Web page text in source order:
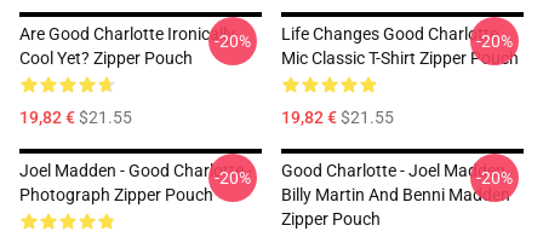
Are Good Charlotte Ironically
Cool Yet? Zipper Pouch
19,82 €$21.55
-20%
Life Changes Good Charlotte
Mic Classic T-Shirt Zipper Pouch
19,82 €$21.55
-20%
Joel Madden - Good Charlotte -
Photograph Zipper Pouch
-20%
Good Charlotte - Joel Madden,
Billy Martin And Benni Madden
Zipper Pouch
-20%